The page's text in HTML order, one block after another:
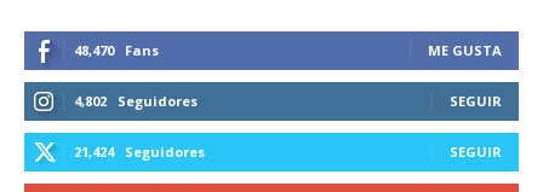
48,470 Fans ME GUSTA
4,802 Seguidores SEGUIR
21,424 Seguidores SEGUIR